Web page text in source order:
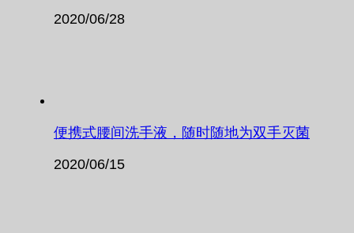
2020/06/28
便携式腰间洗手液，随时随地为双手灭菌
2020/06/15